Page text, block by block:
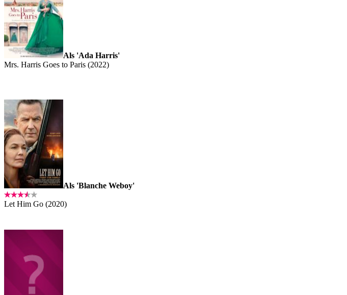
Als 'Ada Harris'
Mrs. Harris Goes to Paris (2022)
Als 'Blanche Weboy'
Let Him Go (2020)